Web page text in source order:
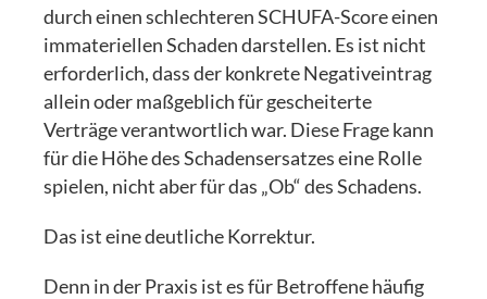
durch einen schlechteren SCHUFA-Score einen
immateriellen Schaden darstellen. Es ist nicht
erforderlich, dass der konkrete Negativeintrag
allein oder maßgeblich für gescheiterte
Verträge verantwortlich war. Diese Frage kann
für die Höhe des Schadensersatzes eine Rolle
spielen, nicht aber für das „Ob“ des Schadens.
Das ist eine deutliche Korrektur.
Denn in der Praxis ist es für Betroffene häufig